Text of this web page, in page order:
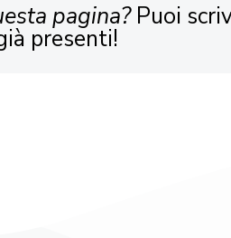
pagina?Puoi
presenti!